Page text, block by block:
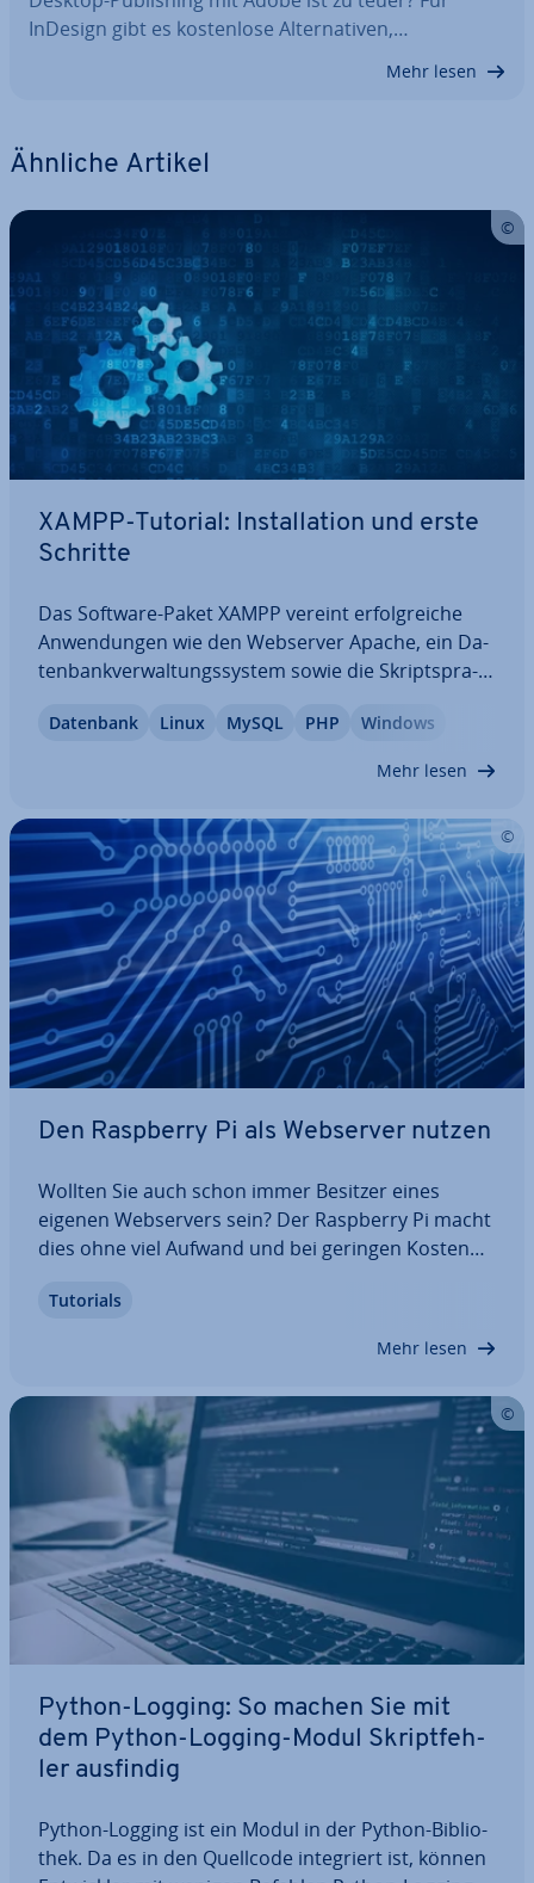
InDesign gibt es kos­ten­lo­se Al­ter­na­ti­ven,…
Mehr lesen
Ähnliche Artikel
XAMPP-Tutorial: In­stal­la­ti­on und erste
Schritte
Das Software-Paket XAMPP vereint er­folg­rei­che
An­wen­dun­gen wie den Webserver Apache, ein Da­
ten­bank­ver­wal­tungs­sys­tem sowie die Skript­spra­
ver. Unser XAMPP-Tutorial führt Sie anhand von
Datenbank Linux MySQL PHP Windows
Mehr lesen
Den Raspberry Pi als Webserver nutzen
Wollten Sie auch schon immer Besitzer eines
eigenen Web­ser­vers sein? Der Raspberry Pi macht
dies ohne viel Aufwand und bei geringen Kosten
oder einer privaten Cloud stemmt der kleine
Tutorials
Mehr lesen
Python-Logging: So machen Sie mit
dem Python-Logging-Modul Skript­feh­
ler ausfindig
Python-Logging ist ein Modul in der Python-Bi­blio­
thek. Da es in den Quellcode in­te­griert ist, können